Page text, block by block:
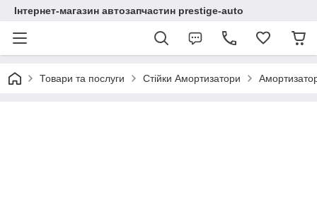
Інтернет-магазин автозапчастин prestige-auto
Товари та послуги Стійки Амортизатори